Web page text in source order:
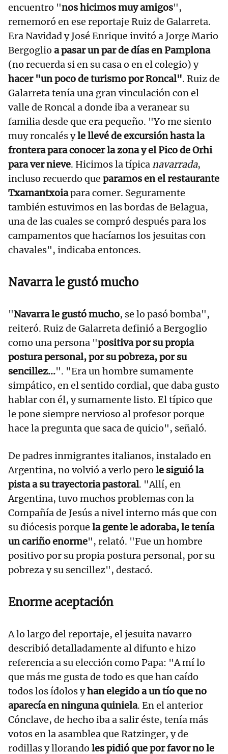
encuentro "nos hicimos muy amigos",
rememoró en ese reportaje Ruiz de Galarreta.
Era Navidad y José Enrique invitó a Jorge Mario
Bergoglio a pasar un par de días en Pamplona
(no recuerda si en su casa o en el colegio) y
hacer "un poco de turismo por Roncal". Ruiz de
Galarreta tenía una gran vinculación con el
valle de Roncal a donde iba a veranear su
familia desde que era pequeño. "Yo me siento
muy roncalés yle llevé de excursión hasta la
frontera para conocer la zona y el Pico de Orhi
para ver nieve. Hicimos la típicanavarrada,
incluso recuerdo que paramos en el restaurante
Txamantxoiapara comer. Seguramente
también estuvimos en las bordas de Belagua,
una de las cuales se compró después para los
campamentos que hacíamos los jesuitas con
chavales", indicaba entonces.
Navarra le gustó mucho
"Navarra le gustó mucho, se lo pasó bomba",
reiteró. Ruiz de Galarreta definió a Bergoglio
como una persona "positiva por su propia
postura personal, por su pobreza, por su
sencillez...". "Era un hombre sumamente
simpático, en el sentido cordial, que daba gusto
hablar con él, y sumamente listo. El típico que
le pone siempre nervioso al profesor porque
hace la pregunta que saca de quicio", señaló.
De padres inmigrantes italianos, instalado en
Argentina, no volvió a verlo pero le siguió la
pista a su trayectoria pastoral. "Allí, en
Argentina, tuvo muchos problemas con la
Compañía de Jesús a nivel interno más que con
su diócesis porque la gente le adoraba, le tenía
un cariño enorme", relató. "Fue un hombre
positivo por su propia postura personal, por su
pobreza y su sencillez", destacó.
Enorme aceptación
A lo largo del reportaje, el jesuita navarro
describió detalladamente al difunto e hizo
referencia a su elección como Papa: "A mí lo
que más me gusta de todo es que han caído
todos los ídolos yhan elegido a un tío que no
aparecía en ninguna quiniela. En el anterior
Cónclave, de hecho iba a salir éste, tenía más
votos en la asamblea que Ratzinger, y de
rodillas y llorando les pidió que por favor no le